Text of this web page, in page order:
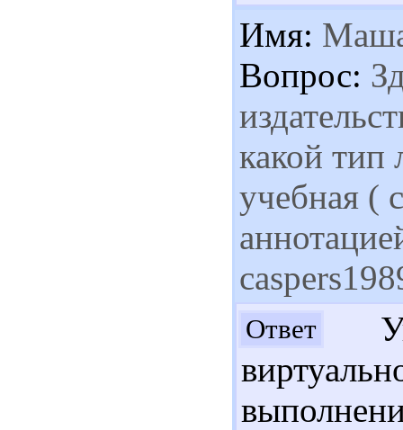
Имя:
Вопрос:
какой тип
учебная (
Ответ